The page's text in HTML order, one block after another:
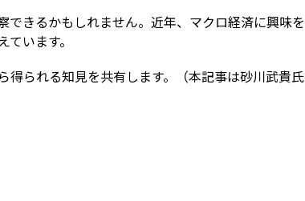
きるかもしれません。近年、マクロ経済に興味を
います。
られる知見を共有します。（本記事は砂川武貴氏